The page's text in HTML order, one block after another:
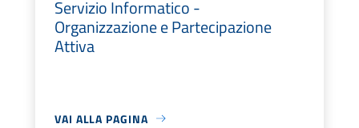
Servizio Informatico -
Organizzazione e Partecipazione
Attiva
VAI ALLA PAGINA